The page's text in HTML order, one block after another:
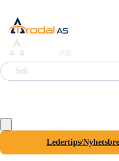
Søk
Ledertips/